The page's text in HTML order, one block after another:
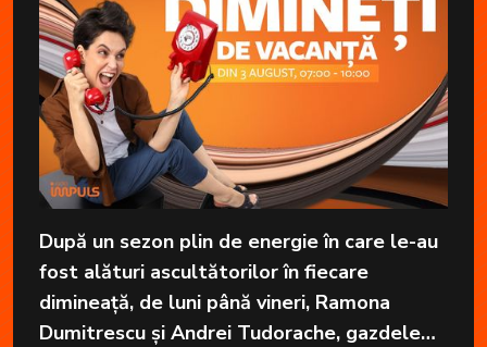
După un sezon plin de energie în care le-au
fost alături ascultătorilor în fiecare
dimineață, de luni până vineri, Ramona
Dumitrescu și Andrei Tudorache, gazdele